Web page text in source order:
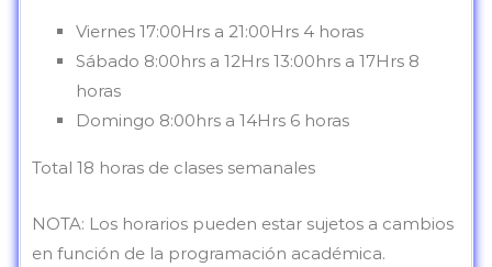
Viernes 17:00Hrs a 21:00Hrs 4 horas
Sábado 8:00hrs a 12Hrs 13:00hrs a 17Hrs 8
horas
Domingo 8:00hrs a 14Hrs 6 horas
Total 18 horas de clases semanales
NOTA: Los horarios pueden estar sujetos a cambios
en función de la programación académica.